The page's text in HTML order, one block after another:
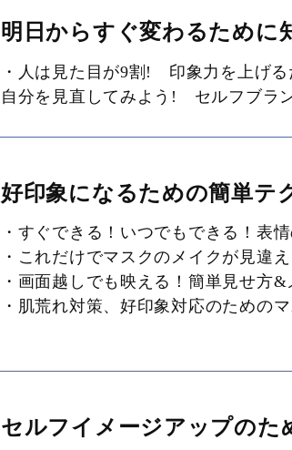
明日からすぐ変わるために
・人は見た目が9割! 印象力を上げる
自分を見直してみよう! セルフブラ
好印象になるための簡単テ
・すぐできる！いつでもできる！表
・これだけでマスクのメイクが見違
・画面越しでも映える！簡単見せ方&
・肌荒れ対策、好印象対応のための
セルフイメージアップのた